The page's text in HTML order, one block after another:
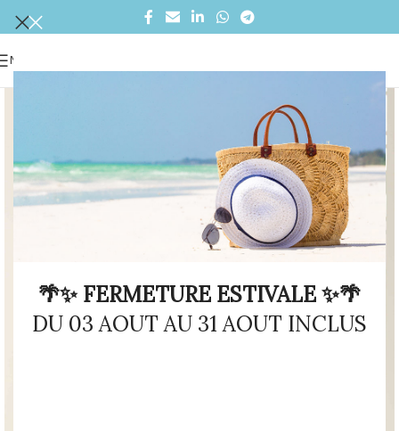
🌴✨ FERMETURE ESTIVALE ✨🌴
DU 03 AOUT AU 31 AOUT INCLUS
MENU